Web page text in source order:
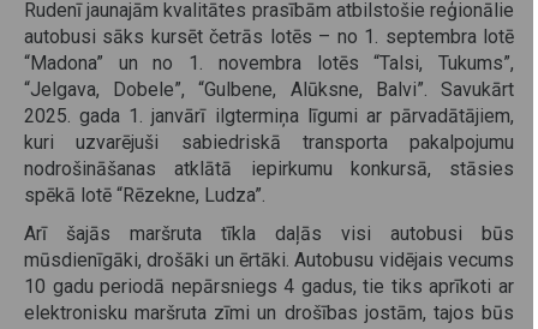
Rudenī jaunajām kvalitātes prasībām atbilstošie reģionālie
autobusi sāks kursēt četrās lotēs – no 1. septembra lotē
“Madona” un no 1. novembra lotēs “Talsi, Tukums”,
“Jelgava, Dobele”, “Gulbene, Alūksne, Balvi”. Savukārt
2025. gada 1. janvārī ilgtermiņa līgumi ar pārvadātājiem,
kuri uzvarējuši sabiedriskā transporta pakalpojumu
nodrošināšanas atklātā iepirkumu konkursā, stāsies
spēkā lotē “Rēzekne, Ludza”.
Arī šajās maršruta tīkla daļās visi autobusi būs
mūsdienīgāki, drošāki un ērtāki. Autobusu vidējais vecums
10 gadu periodā nepārsniegs 4 gadus, tie tiks aprīkoti ar
elektronisku maršruta zīmi un drošības jostām, tajos būs